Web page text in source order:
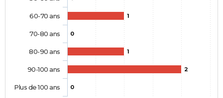
1
0
1
2
0
60-70 ans
70-80 ans
80-90 ans
90-100 ans
Plus de 100 ans